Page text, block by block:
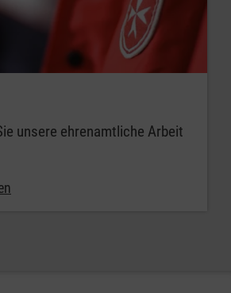
unsere ehrenamtliche Arbeit